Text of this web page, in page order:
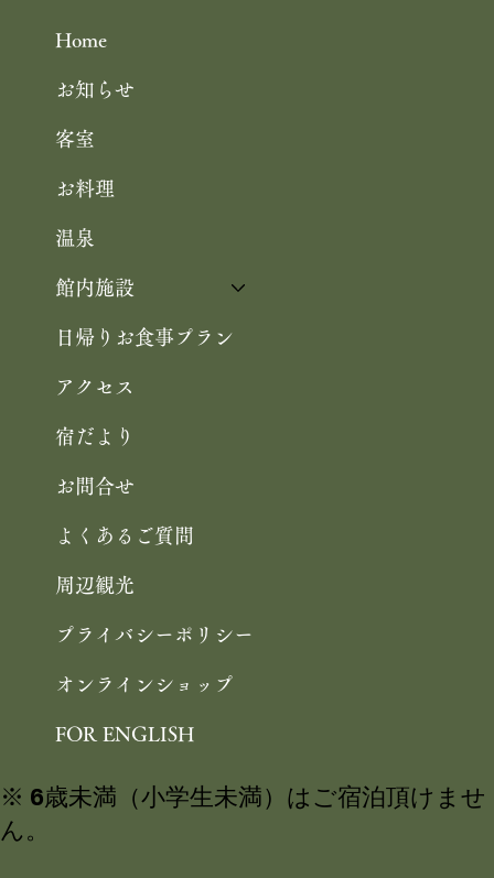
Home
お知らせ
客室
お料理
温泉
館内施設
日帰りお食事プラン
アクセス
宿だより
お問合せ
よくあるご質問
周辺観光
プライバシーポリシー
オンラインショップ
FOR ENGLISH
※ 6歳未満（小学生未満）はご宿泊頂けませ
ん。